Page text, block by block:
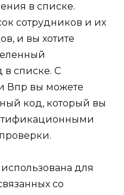
в списке.
сотрудников и их
и вы хотите
списке. С
Впр вы можете
код, который вы
для
со